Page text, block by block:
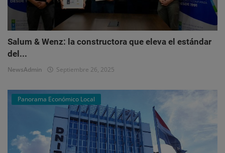
Salum & Wenz: la constructora que eleva el estándar
del...
NewsAdmin Septiembre 26, 2025
Panorama Económico Local